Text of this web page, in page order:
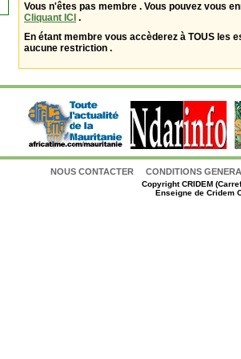
Vous n'êtes pas membre . Vous pouvez vous
Cliquant ICI .
En étant membre vous accèderez à TOUS les
aucune restriction .
NOUS CONTACTER CONDITIONS
CopyrightCRIDEM
Enseigne de Cridem